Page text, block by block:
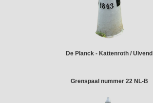
De Planck - Kattenroth / Ulvend
Grenspaal nummer 22 NL-B